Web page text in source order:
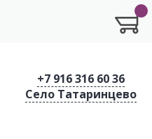
+7 916 316 60 36
Село Татаринцево